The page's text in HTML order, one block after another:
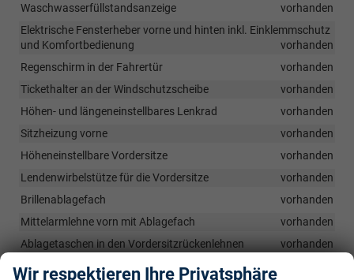
Waschwasserfüllstandsanzeige
vorhanden
Elektrische Fensterheber vorne und hinten inkl. Einklemmschutz
und Komfortbedienung
vorhanden
Regenschirm in der Fahrertür
vorhanden
Tickethalter an der Windschutzscheibe
vorhanden
Höhen- und längeneinstellbares Lenkrad
vorhanden
Sitzheizung vorne
vorhanden
Höheneinstellbare Vordersitze
vorhanden
Lendenwirbelstütze für die Vordersitze
vorhanden
Brillenablagefach
vorhanden
Mittelarmlehne vorn mit Ablagefach
vorhanden
Ablagetaschen in den Vordersitzrückenlehnen
vorhanden
Rücksitzbank ungeteilt, Rückenlehnen geteilt umklappbar
Wir respektieren Ihre Privatsphäre